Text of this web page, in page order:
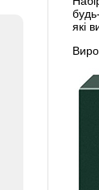
які